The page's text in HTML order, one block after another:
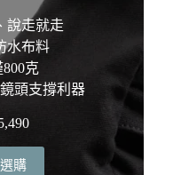
說走就走
水布料
克
頭支撐利器
購